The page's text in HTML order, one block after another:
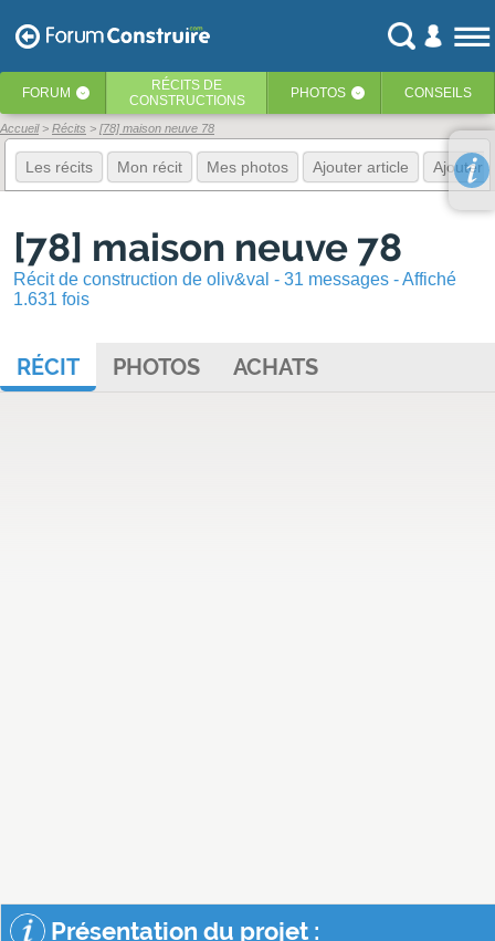
FORUM ‹ RÉCITS DE
CONSTRUCTIONS
PHOTOS ‹ CONSEILS
Accueil Récits [78] maison neuve 78
Les récits Mon récit Mes photos Ajouter article Ajouter
[78] maison neuve 78
Récit de construction de oliv&val - 31 messages - Affiché
1.631 fois
RÉCIT PHOTOS ACHATS
Présentation du projet :